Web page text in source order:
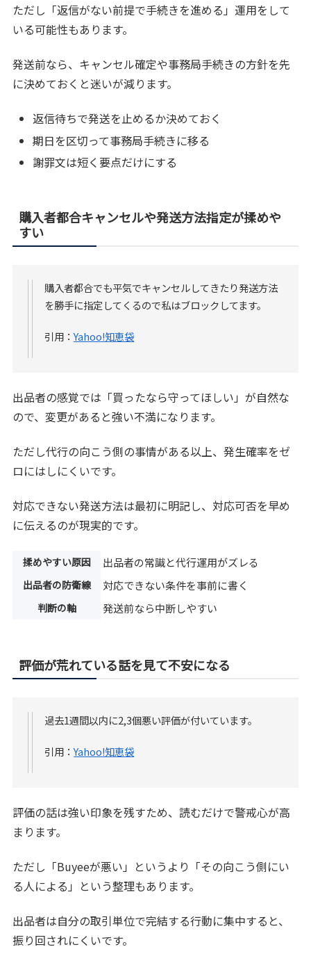
ただし「返信がない前提で手続きを進める」運用をして
いる可能性もあります。
発送前なら、キャンセル確定や事務局手続きの方針を先
に決めておくと迷いが減ります。
返信待ちで発送を止めるか決めておく
期日を区切って事務局手続きに移る
謝罪文は短く要点だけにする
購入者都合キャンセルや発送方法指定が揉めや
すい
購入者都合でも平気でキャンセルしてきたり発送方法
を勝手に指定してくるので私はブロックしてます。
引用：Yahoo!知恵袋
出品者の感覚では「買ったなら守ってほしい」が自然な
ので、変更があると強い不満になります。
ただし代行の向こう側の事情がある以上、発生確率をゼ
ロにはしにくいです。
対応できない発送方法は最初に明記し、対応可否を早め
に伝えるのが現実的です。
揉めやすい原因 出品者の常識と代行運用がズレる
出品者の防衛線 対応できない条件を事前に書く
判断の軸 発送前なら中断しやすい
評価が荒れている話を見て不安になる
過去1週間以内に2,3個悪い評価が付いています。
引用：Yahoo!知恵袋
評価の話は強い印象を残すため、読むだけで警戒心が高
まります。
ただし「Buyeeが悪い」というより「その向こう側にい
る人による」という整理もあります。
出品者は自分の取引単位で完結する行動に集中すると、
振り回されにくいです。